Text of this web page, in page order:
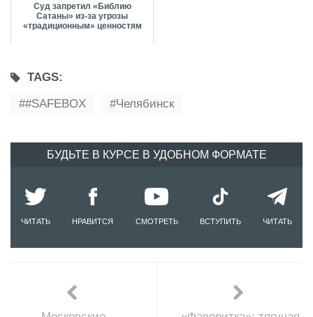
Суд запретил «Библию
Сатаны» из-за угрозы
«традиционным» ценностям
TAGS:
#SAFEBOX
Челябинск
БУДЬТЕ В КУРСЕ В УДОБНОМ ФОРМАТЕ
ЧИТАТЬ НРАВИТСЯ СМОТРЕТЬ ВСТУПИТЬ ЧИТАТЬ